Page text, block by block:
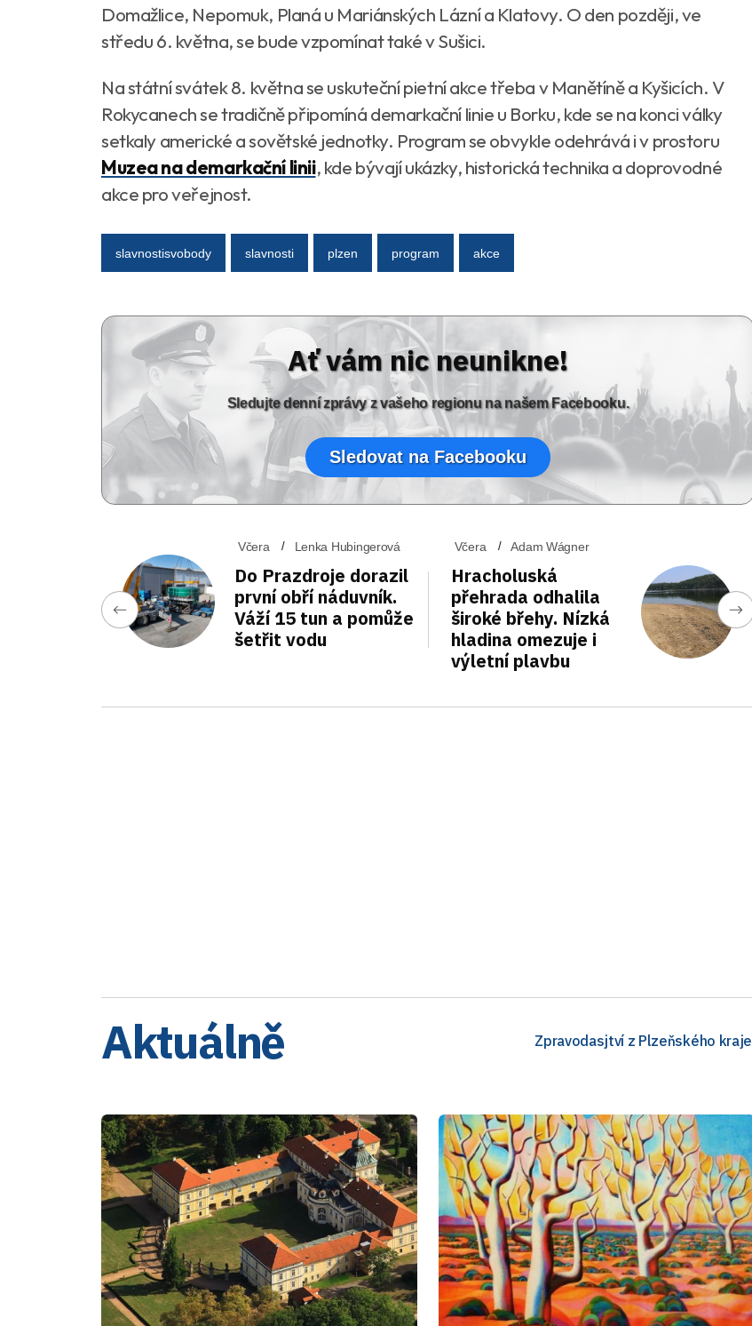
Domažlice, Nepomuk, Planá u Mariánských Lázní a Klatovy. O den později, ve
středu 6. května, se bude vzpomínat také v Sušici.
Na státní svátek 8. května se uskuteční pietní akce třeba v Manětíně a Kyšicích. V
Rokycanech se tradičně připomíná demarkační linie u Borku, kde se na konci války
setkaly americké a sovětské jednotky. Program se obvykle odehrává i v prostoru
Muzea na demarkační linii, kde bývají ukázky, historická technika a doprovodné
akce pro veřejnost.
slavnostisvobody slavnosti plzen program akce
Ať vám nic neunikne!
Sledujte denní zprávy z vašeho regionu na našem Facebooku.
Sledovat na Facebooku
Včera Lenka Hubingerová
Do Prazdroje dorazil
první obří náduvník.
Váží 15 tun a pomůže
šetřit vodu
Včera Adam Wágner
Hracholuská
přehrada odhalila
široké břehy. Nízká
hladina omezuje i
výletní plavbu
Aktuálně Zpravodasjtví z Plzeňského kraje